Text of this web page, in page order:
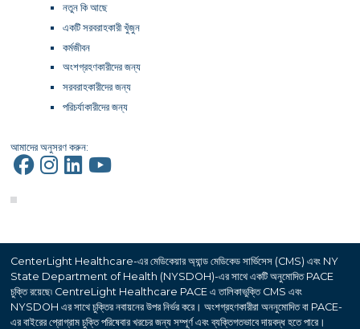
নতুন কি আছে
একটি সরবরাহকারী খুঁজুন
কর্মজীবন
অংশগ্রহণকারীদের জন্য
সরবরাহকারীদের জন্য
পরিচর্যাকারীদের জন্য
আমাদের অনুসরণ করুন:
CenterLight Healthcare-এর মেডিকেয়ার অ্যান্ড মেডিকেড সার্ভিসেস (CMS) এবং NY
State Department of Health (NYSDOH)-এর সাথে একটি অনুমোদিত PACE
চুক্তি রয়েছে৷ CentreLight Healthcare PACE এ তালিকাভুক্তি CMS এবং
NYSDOH এর সাথে চুক্তির নবায়নের উপর নির্ভর করে। অংশগ্রহণকারীরা অননুমোদিত বা PACE-
এর বাইরের প্রোগ্রাম চুক্তি পরিষেবার খরচের জন্য সম্পূর্ণ এবং ব্যক্তিগতভাবে দায়বদ্ধ হতে পারে।